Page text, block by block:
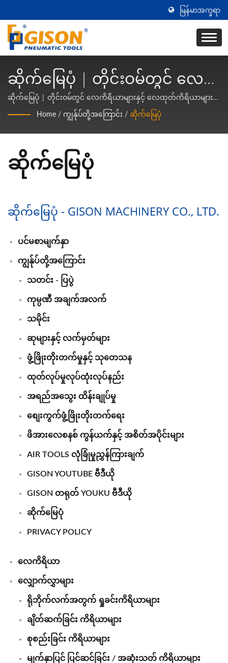
မြန်မာအက္ခရာ
ဆိုက်မြေပုံ | တိုင်းဝမ်တွင် လေ
ကိရိယာများနှင့် လေထုတ်
ကိရိယာများကို ၅၀ နှစ်ကြာ
ထုတ်လုပ်နေသူ | Gison
ဆိုက်မြေပုံ | တိုင်းဝမ်တွင် လေကိရိယာများနှင့် လေထုတ်ကိရိယာများ
ကို ၅၀ နှစ်ကြာ ထုတ်လုပ်နေသူ | Gison
Home / ကျွန်ုပ်တို့အကြောင်း / ဆိုက်မြေပုံ
ဆိုက်မြေပုံ
ဆိုက်မြေပုံ - GISON MACHINERY CO., LTD.
ပင်မစာမျက်နှာ
ကျွန်ုပ်တို့အကြောင်း
သတင်း - ပြပွဲ
ကုမ္ပဏီ အချက်အလက်
သမိုင်း
ဆုများနှင့် လက်မှတ်များ
ဖွံ့ဖြိုးတိုးတက်မှုနှင့် သုတေသန
ထုတ်လုပ်မှုလုပ်ထုံးလုပ်နည်း
အရည်အသွေး ထိန်းချုပ်မှု
စျေးကွက်ဖွံ့ဖြိုးတိုးတက်ရေး
ဖိအားလေစနစ် ကွန်ယက်နှင့် အစိတ်အပိုင်းများ
AIR TOOLS လုံခြုံမှုညွှန်ကြားချက်
GISON YOUTUBE ဗီဒီယို
GISON တရုတ် YOUKU ဗီဒီယို
ဆိုက်မြေပုံ
PRIVACY POLICY
လေကိရိယာ
လျှောက်လွှာများ
ရိုဘိုက်လက်အတွက် ရှုခင်းကိရိယာများ
ချိတ်ဆက်ခြင်း ကိရိယာများ
စုစည်းခြင်း ကိရိယာများ
မျက်နှာပြင် ပြင်ဆင်ခြင်း / အဆုံးသတ် ကိရိယာများ